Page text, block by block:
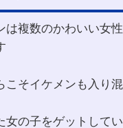
は複数のかわいい女
こそイケメンも入り
女の子をゲットしてい